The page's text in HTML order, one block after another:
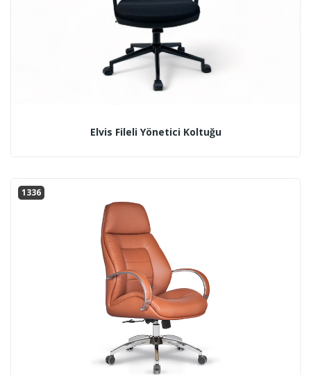
Elvis Fileli Yönetici Koltuğu
1336